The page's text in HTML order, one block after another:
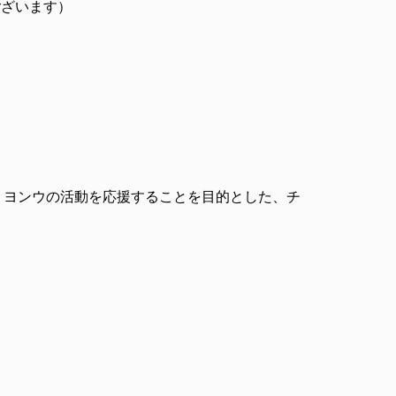
います）
ンウの活動を応援することを目的とした、チ